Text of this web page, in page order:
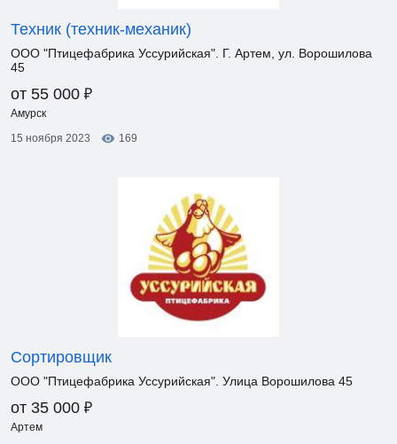
Техник (техник-механик)
ООО "Птицефабрика Уссурийская". Г. Артем, ул. Ворошилова
45
от 55 000 ₽
Амурск
15 ноября 2023
169
Сортировщик
ООО "Птицефабрика Уссурийская". Улица Ворошилова 45
от 35 000 ₽
Артем